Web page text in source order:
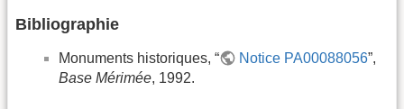
Bibliographie
Monuments historiques, “ Notice PA00088056”,
Base Mérimée, 1992.